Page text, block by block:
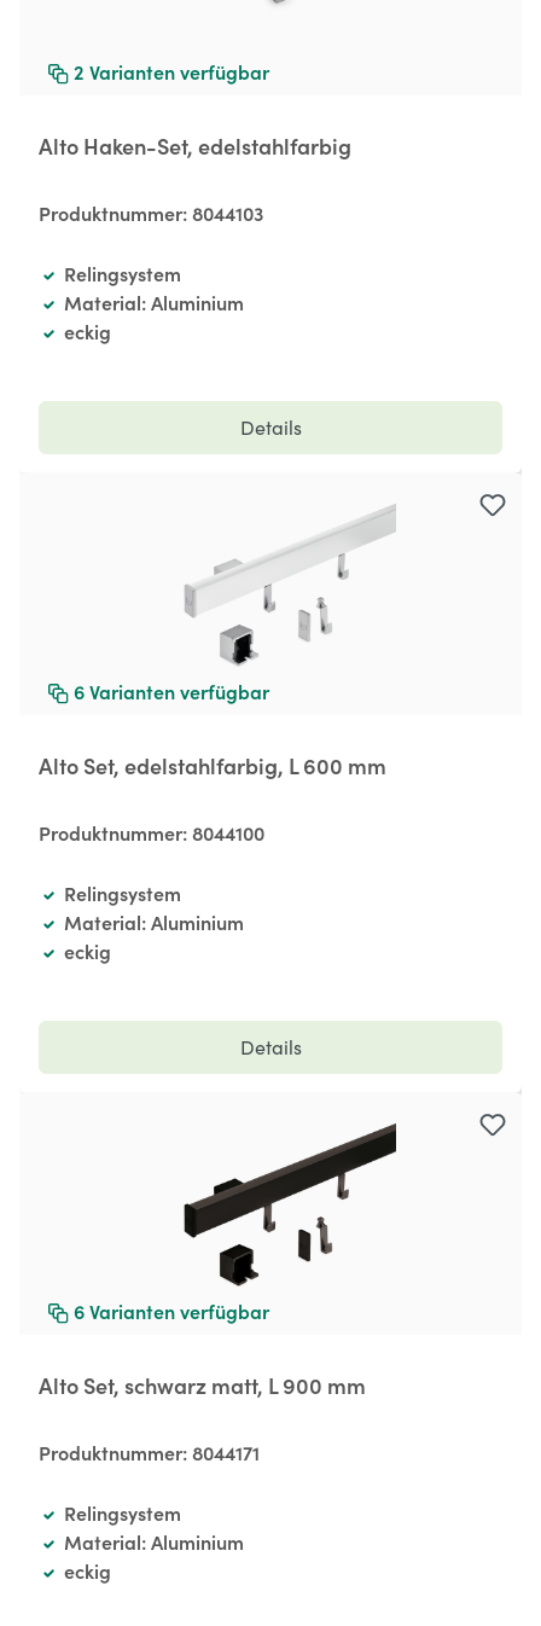
2 Varianten verfügbar
Alto Haken-Set, edelstahlfarbig
Produktnummer:8044103
Relingsystem
Material: Aluminium
eckig
Details
6 Varianten verfügbar
Alto Set, edelstahlfarbig, L 600 mm
Produktnummer:8044100
Relingsystem
Material: Aluminium
eckig
Details
6 Varianten verfügbar
Alto Set, schwarz matt, L 900 mm
Produktnummer:8044171
Relingsystem
Material: Aluminium
eckig